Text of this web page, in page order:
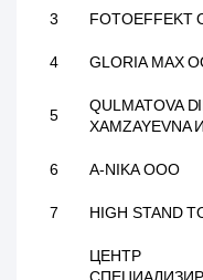
3
4 GLORIA MAX
5
QULMATOVA
XAMZAYEVNA
6 A-NIKA ООО
7 HIGH STAND
ЦЕНТР